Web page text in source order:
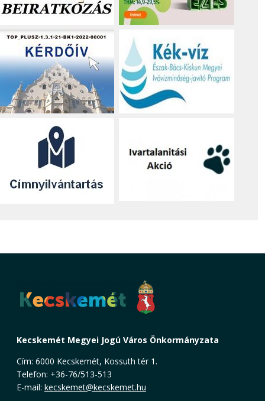
Kecskemét Megyei Jogú Város Önkormányzata
Cím: 6000 Kecskemét, Kossuth tér 1.
Telefon: +36-76/513-513
E-mail: kecskemet@kecskemet.hu